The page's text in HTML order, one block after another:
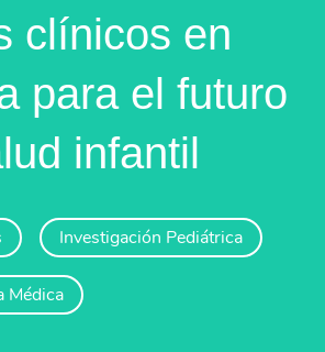
clínicos en
para el futuro
infantil
Investigación Pediátrica
Médica